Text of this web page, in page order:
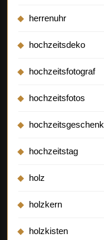
herrenuhr
hochzeitsdeko
hochzeitsfotograf
hochzeitsfotos
hochzeitsgeschenk
hochzeitstag
holz
holzkern
holzkisten